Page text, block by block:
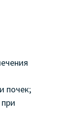
почек;